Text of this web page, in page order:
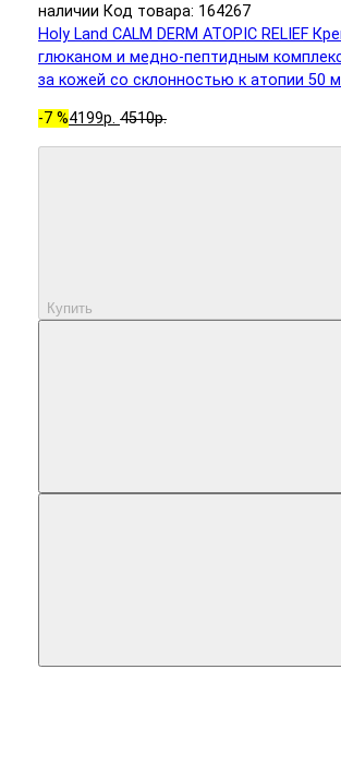
наличии Код товара: 164267
Holy Land CALM DERM ATOPIC RELIEF
глюканом и медно-пептидным
за кожей со склонностью к атопии 50
-7 %4199р. 4510р.
Купить